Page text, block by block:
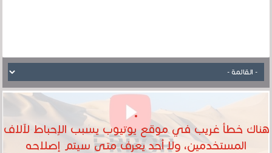
هناك خطأ غريب في موقع يوتيوب يسبب الإحباط لآلاف
المستخدمين، ولا أحد يعرف متى سيتم إصلاحه